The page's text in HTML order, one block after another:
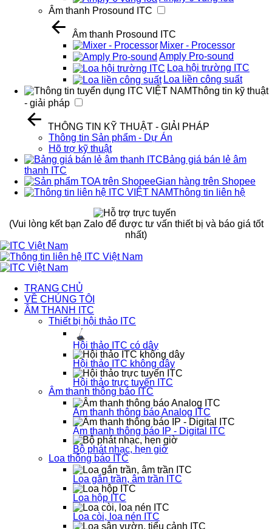
Âm thanh Prosound ITC
Âm thanh Prosound ITC
Mixer - Processor
Amply Pro-sound
Loa hội trường ITC
Loa liền công suất
Thông tin kỹ thuật
- giải pháp
THÔNG TIN KỸ THUẬT - GIẢI PHÁP
Thông tin Sản phẩm - Dự Án
Hõ trợ kỹ thuật
Bảng giá bán lẻ âm
thanh ITC
Gian hàng trên Shopee
Thông tin liên hệ
(Vui lòng kết bạn Zalo để được tư vấn thiết bị và báo giá tốt
nhất)
TRANG CHỦ
VỀ CHÚNG TÔI
ÂM THANH ITC
Thiết bị hội thảo ITC
Hội thảo ITC có dây
Hội thảo ITC không dây
Hội thảo trực tuyến ITC
Âm thanh thông báo ITC
Âm thanh thông báo Analog ITC
Âm thanh thông báo IP - Digital ITC
Bộ phát nhạc, hẹn giờ
Loa thông báo ITC
Loa gắn trần, âm trần ITC
Loa hộp ITC
Loa còi, loa nén ITC